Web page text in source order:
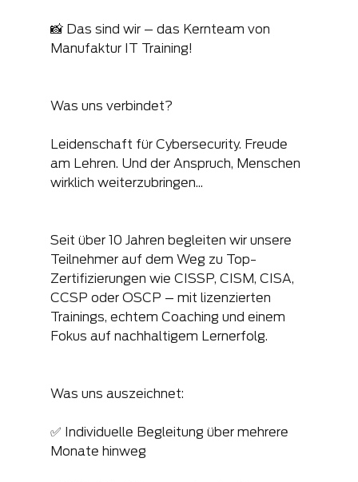
📸 Das sind wir – das Kernteam von
Manufaktur IT Training!
Was uns verbindet?
Leidenschaft für Cybersecurity. Freude
am Lehren. Und der Anspruch, Menschen
wirklich weiterzubringen...
Seit über 10 Jahren begleiten wir unsere
Teilnehmer auf dem Weg zu Top-
Zertifizierungen wie CISSP, CISM, CISA,
CCSP oder OSCP – mit lizenzierten
Trainings, echtem Coaching und einem
Fokus auf nachhaltigem Lernerfolg.
Was uns auszeichnet:
✅ Individuelle Begleitung über mehrere
Monate hinweg